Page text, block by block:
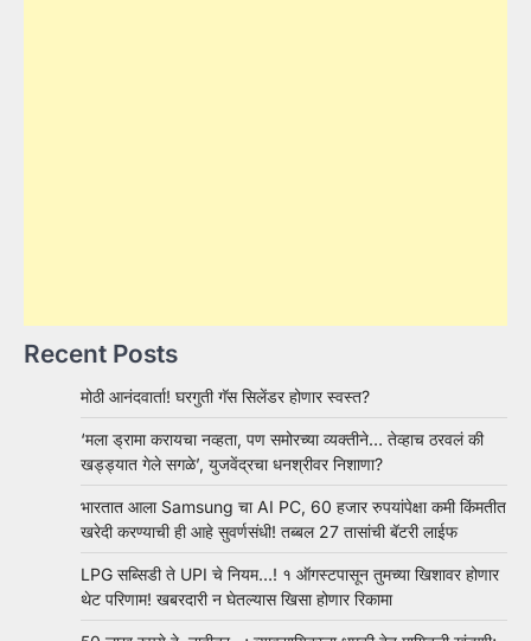
Recent Posts
मोठी आनंदवार्ता! घरगुती गॅस सिलेंडर होणार स्वस्त?
‘मला ड्रामा करायचा नव्हता, पण समोरच्या व्यक्तीने… तेव्हाच ठरवलं की
खड्ड्यात गेले सगळे’, युजवेंद्रचा धनश्रीवर निशाणा?
भारतात आला Samsung चा AI PC, 60 हजार रुपयांपेक्षा कमी किंमतीत
खरेदी करण्याची ही आहे सुवर्णसंधी! तब्बल 27 तासांची बॅटरी लाईफ
LPG सब्सिडी ते UPI चे नियम…! १ ऑगस्टपासून तुमच्या खिशावर होणार
थेट परिणाम! खबरदारी न घेतल्यास खिसा होणार रिकामा